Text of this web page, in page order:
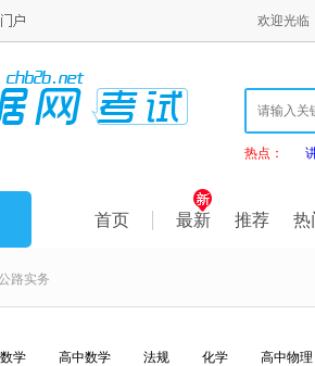
欢迎光临
热点：
首页 最新 推荐 热
路实务
学 高中数学 法规 化学 高中物理